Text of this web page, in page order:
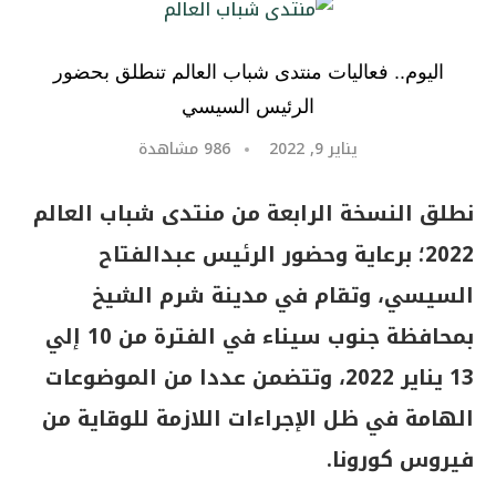
اليوم.. فعاليات منتدى شباب العالم تنطلق بحضور
الرئيس السيسي
يناير 9, 2022 986 مشاهدة
نطلق النسخة الرابعة من منتدى شباب العالم
2022؛ برعاية وحضور الرئيس عبدالفتاح
السيسي، وتقام في مدينة شرم الشيخ
بمحافظة جنوب سيناء في الفترة من 10 إلي
13 يناير 2022، وتتضمن عددا من الموضوعات
الهامة في ظل الإجراءات اللازمة للوقاية من
فيروس كورونا.